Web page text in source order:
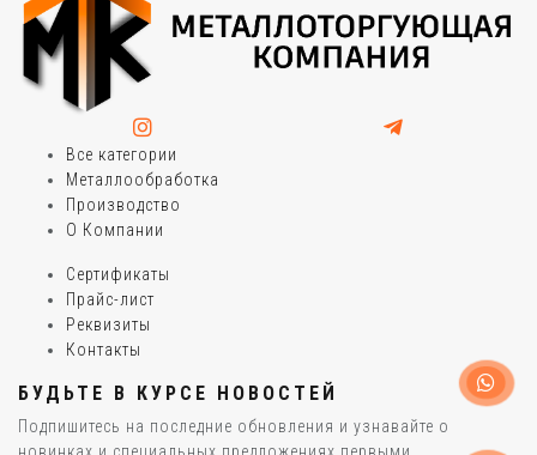
Все категории
Металлообработка
Производство
О Компании
Сертификаты
Прайс-лист
Реквизиты
Контакты
БУДЬТЕ В КУРСЕ НОВОСТЕЙ
Подпишитесь на последние обновления и узнавайте о